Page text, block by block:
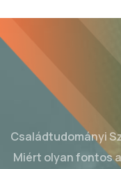
Családtudományi
Miért olyan fontos